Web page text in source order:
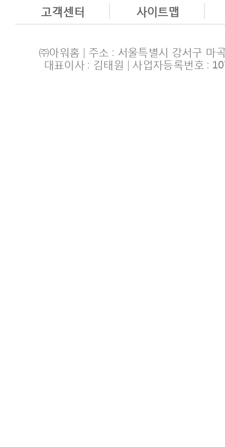
고객센터
사이트맵
㈜아워홈 | 주소 : 서울특별시 강서구 마
대표이사 : 김태원 | 사업자등록번호 :